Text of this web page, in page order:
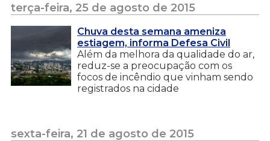
terça-feira, 25 de agosto de 2015
Chuva desta semana ameniza
estiagem, informa Defesa Civil
Além da melhora da qualidade do ar,
reduz-se a preocupação com os
focos de incêndio que vinham sendo
registrados na cidade
sexta-feira, 21 de agosto de 2015